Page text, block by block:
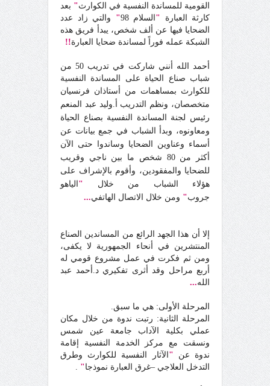
القومية للمساندة النفسية في الكوارث" بعد
كارثة العبارة "السلام 98 " والتي زاد عدد
الضحايا فيها عن ألف شخص، يبدأ فريق هذه
الشبكة عمله فوراً لمساندة ضحايا العبارة!!
أحمد الله أنني شاركت في تدريب 50 من
شباب صناع الحياة على المساندة النفسية
للكوارث بمساهمات من أستاذان فرنسيان
متخصصان، ونظم التدريب أ.وليد عبد المنعم
رئيس لجنة المساندة النفسية بصناع الحياة
ومعاونوه، وبدأ الشباب في جمع بيانات عن
أسماء وعناوين الضحايا وساندوا حتى الآن
أكثر من 80 شخص ما بين ناجي وقريب
للضحايا والمفقودين، وأقوم بالإشراف على
هؤلاء الشباب من خلال "الياهو
جروب" ومن خلال الاتصال الهاتفي...
إلا أن هذا الجهد الرائع من المساندين الصناع
المنتشرين في أنحاء الجمهورية لا يكفى،
ومن ثم فكرت في عمل مشروع قومي له
أربع مراحل وقد أثرى تفكيري د.أحمد عبد
الله...
المرحلة الأولى: هي ما سبق.
المرحلة الثانية: رتبت ندوة من خلال مكان
عملي بكلية الآداب جامعة عين شمس
ونسقت مع مركز الخدمة النفسية إقامة
ندوة عن "الآثار النفسية للكوارث وطرق
التدخل العلاجي –غرق العبارة نموذجا"